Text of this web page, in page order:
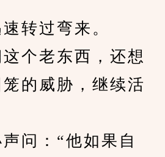
过弯来。
老东西，还想
的威胁，继续活
：“他如果自